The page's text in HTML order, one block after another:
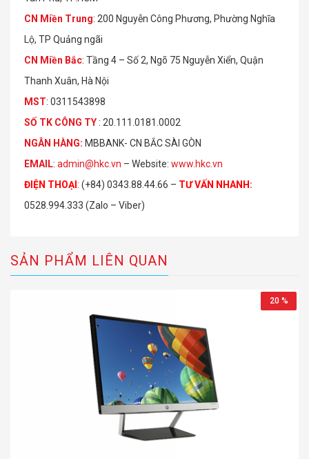
CN Miền Trung: 200 Nguyễn Công Phương, Phường Nghĩa
Lộ, TP Quảng ngãi
CN Miền Bắc: Tầng 4 – Số 2, Ngõ 75 Nguyễn Xiển, Quận
Thanh Xuân, Hà Nội
MST: 0311543898
SỐ TK CÔ NG TY : 20.111.0181.0002
NGÂN HÀNG: MBBANK- CN BẮC SÀI GÒN
EMAIL: admin@hkc.vn – Website: www.hkc.vn
ĐIỆN THOẠI: (+84) 0343.88.44.66 – TƯ VẤN NHANH :
0528.994.333 (Zalo – Viber)
SẢN PHẨM LIÊN QUAN
20 %